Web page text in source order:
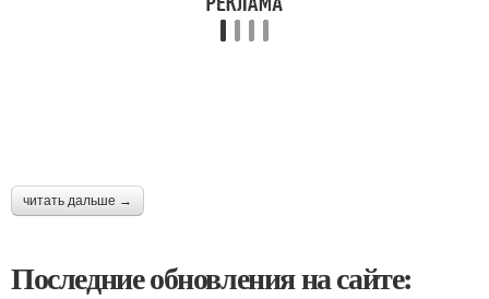
читать дальше →
Последние обновления на сайте: